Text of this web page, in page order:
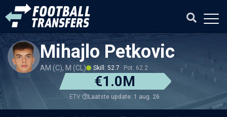
Mihajlo Petkovic
AM (C), M (CL) Skill: 52.7 Pot: 62.2
€1.0M
ETV Laatste update: 1 aug. 26